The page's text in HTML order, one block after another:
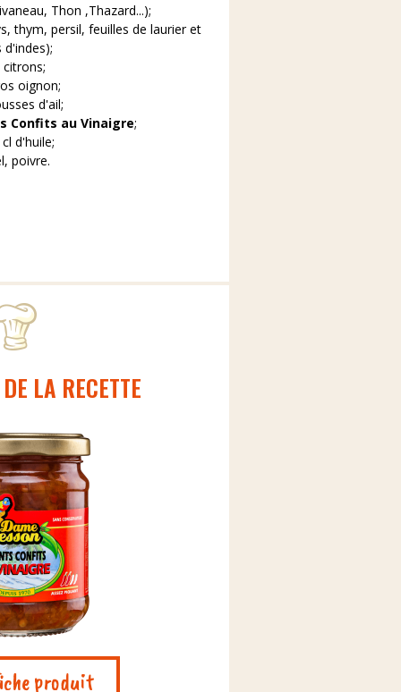
Thon ,Thazard...);
thym, persil, feuilles de laurier et
d'indes);
citrons;
oignon;
d'ail;
Confits au Vinaigre;
d'huile;
poivre.
LA RECETTE
produit